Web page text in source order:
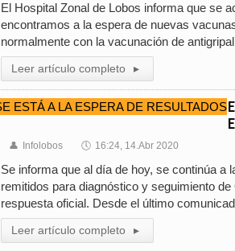
El Hospital Zonal de Lobos informa que se
encontramos a la espera de nuevas
normalmente con la vacunación de
Leer artículo completo ▸
👤 Infolobos 🕔 16:24, 14.Abr 2020
Se informa que al día de hoy, se continúa a
remitidos para diagnóstico y seguimiento
respuesta oficial. Desde el último
Leer artículo completo ▸